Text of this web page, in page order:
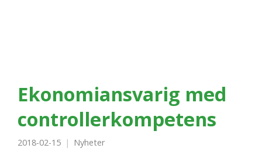
Ekonomiansvarig med
controllerkompetens
2018-02-15 Nyheter